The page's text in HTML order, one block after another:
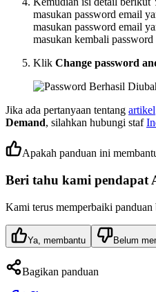
masukan password email
masukan password email
masukan kembali
Klik Change password
Jika ada pertanyaan tentang artikel
Demand, silahkan hubungi staf
Apakah panduan ini
Beri tahu kami pendapat
Kami terus memperbaiki panduan
Ya, membantu Belum
Bagikan panduan